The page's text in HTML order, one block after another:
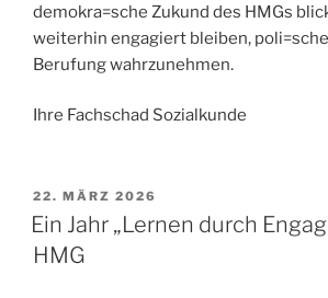
demokra=sche Zukund des HMGs
weiterhin engagiert bleiben,
Berufung wahrzunehmen.
Ihre Fachschad Sozialkunde
VERÖFFENTLICHT
AM
22. MÄRZ 2026
Ein Jahr „Lernen durch
HMG